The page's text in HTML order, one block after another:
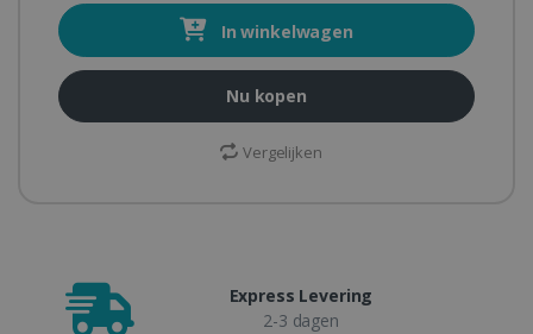
In winkelwagen
Nu kopen
Vergelijken
Express Levering
2-3 dagen